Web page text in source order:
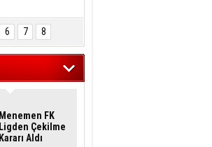
6 7 8
Menemen FK
Ligden Çekilme
Kararı Aldı